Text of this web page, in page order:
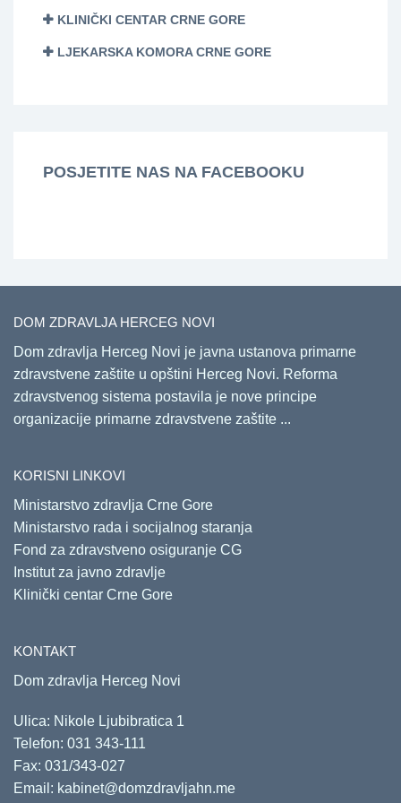
KLINIČKI CENTAR CRNE GORE
LJEKARSKA KOMORA CRNE GORE
POSJETITE NAS NA FACEBOOKU
DOM ZDRAVLJA HERCEG NOVI
Dom zdravlja Herceg Novi je javna ustanova primarne
zdravstvene zaštite u opštini Herceg Novi. Reforma
zdravstvenog sistema postavila je nove principe
organizacije primarne zdravstvene zaštite ...
KORISNI LINKOVI
Ministarstvo zdravlja Crne Gore
Ministarstvo rada i socijalnog staranja
Fond za zdravstveno osiguranje CG
Institut za javno zdravlje
Klinički centar Crne Gore
KONTAKT
Dom zdravlja Herceg Novi
Ulica: Nikole Ljubibratica 1
Telefon: 031 343-111
Fax: 031/343-027
Email: kabinet@domzdravljahn.me